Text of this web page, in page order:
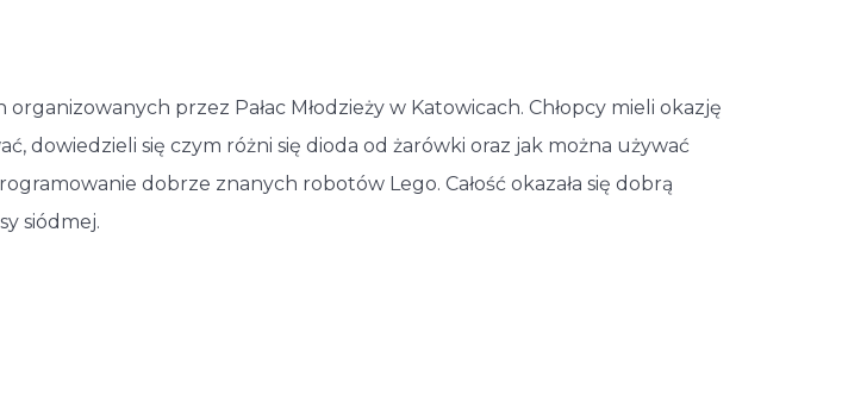
przez Pałac Młodzieży w Katowicach. Chłopcy mieli okazję
dowiedzieli się czym różni się dioda od żarówki oraz jak można używać
dobrze znanych robotów Lego. Całość okazała się dobrą
siódmej.